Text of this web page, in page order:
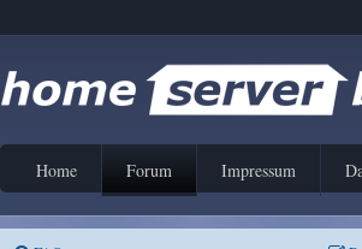
Home Forum Impressum